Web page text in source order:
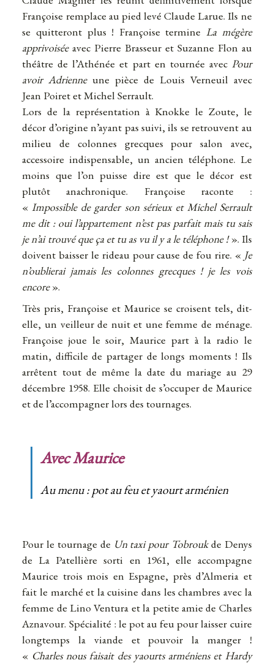
Françoise remplace au pied levé Claude Larue. Ils ne
se quitteront plus ! Françoise termineLa mégère
apprivoiséeavec Pierre Brasseur et Suzanne Flon au
théâtre de l’Athénée et part en tournée avec Pour
avoir Adrienneune pièce de Louis Verneuil avec
Jean Poiret et Michel Serrault.
Lors de la représentation à Knokke le Zoute, le
décor d’origine n’ayant pas suivi, ils se retrouvent au
milieu de colonnes grecques pour salon avec,
accessoire indispensable, un ancien téléphone. Le
moins que l’on puisse dire est que le décor est
plutôt anachronique. Françoise raconte :
«Impossible de garder son sérieux et Michel Serrault
me dit : oui l’appartement n’est pas parfait mais tu sais
je n’ai trouvé que ça et tu as vu il y a le téléphone !». Ils
doivent baisser le rideau pour cause de fou rire. « Je
n’oublierai jamais les colonnes grecques ! je les vois
encore».
Très pris, Françoise et Maurice se croisent tels, dit-
elle, un veilleur de nuit et une femme de ménage.
Françoise joue le soir, Maurice part à la radio le
matin, difficile de partager de longs moments ! Ils
arrêtent tout de même la date du mariage au 29
décembre 1958. Elle choisit de s’occuper de Maurice
et de l’accompagner lors des tournages.
Avec Maurice
Au menu : pot au feu et yaourt arménien
Pour le tournage de Un taxi pour Tobroukde Denys
de La Patellière sorti en 1961, elle accompagne
Maurice trois mois en Espagne, près d’Almeria et
fait le marché et la cuisine dans les chambres avec la
femme de Lino Ventura et la petite amie de Charles
Aznavour. Spécialité : le pot au feu pour laisser cuire
longtemps la viande et pouvoir la manger !
« Charles nous faisait des yaourts arméniens et Hardy